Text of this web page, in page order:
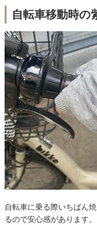
自転車移動時の
自転車に乗る際いちばん
るので安心感があります。